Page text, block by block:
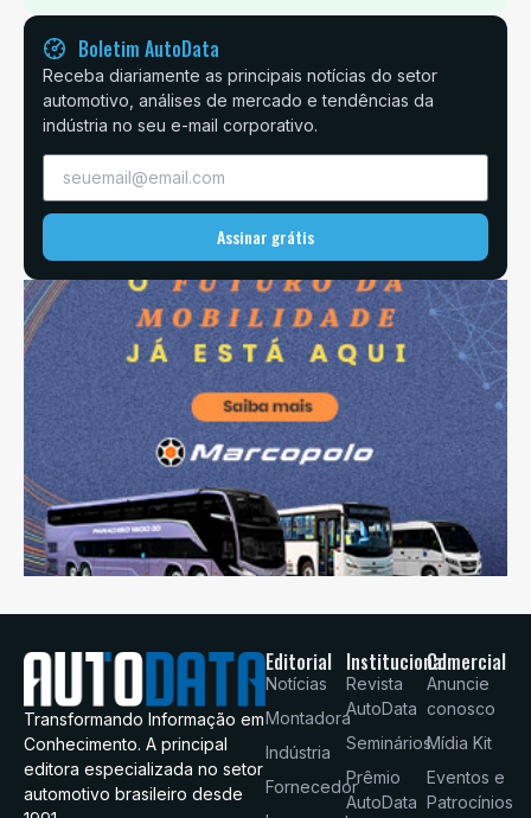
Boletim AutoData
Receba diariamente as principais notícias do setor
automotivo, análises de mercado e tendências da
indústria no seu e-mail corporativo.
Assinar grátis
Transformando Informação em
Conhecimento. A principal
editora especializada no setor
automotivo brasileiro desde
Editorial
Notícias
Montadora
Indústria
Fornecedor
Institucional
Revista
AutoData
Seminários
Prêmio
AutoData
Comercial
Anuncie
conosco
Mídia Kit
Eventos e
Patrocínios